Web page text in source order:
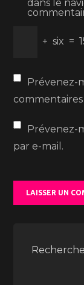
dans le
+ six =
Prévenez-
Prévenez-
par e-mail.